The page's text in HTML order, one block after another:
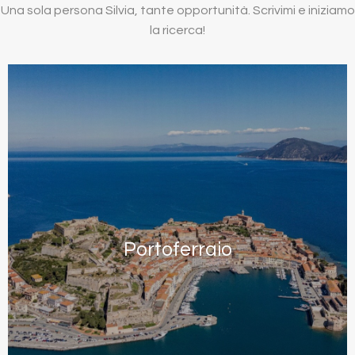
Una sola persona Silvia, tante opportunità. Scrivimi e iniziamo
la ricerca!
Portoferraio